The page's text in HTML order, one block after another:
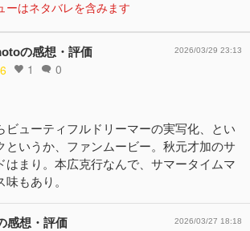
ーはネタバレを含みます
の感想・評価
1 0
2026/03/29 23:13
ビューティフルドリーマーの実写化、とい
というか、ファンムービー。秋元才加のサ
はまり。本広克行なんで、サマータイムマ
もあり。
感想・評価 2026/03/27 18:18